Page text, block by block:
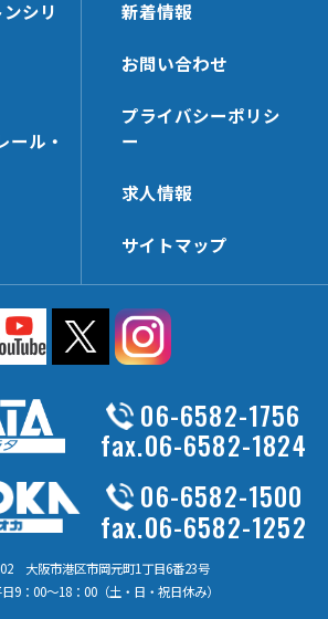
シリ
ール・
新着情報
お問い合わせ
プライバシーポリシ
ー
求人情報
サイトマップ
06-6582-1756
fax.06-6582-1824
06-6582-1500
fax.06-6582-1252
大阪市港区市岡元町1丁目6番23号
日9：00～18：00（土・日・祝日休み）